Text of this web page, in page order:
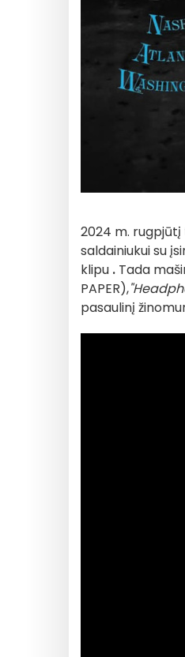
2024 m.
saldainiukui su
klipu . Tada
PAPER),
pasaulinį